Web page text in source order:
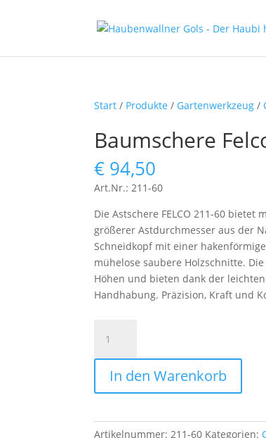
Start / Produkte / Gartenwerkzeug /
Baumschere
€ 94,50
Art.Nr.: 211-60
Die Astschere FELCO 211-60
größerer Astdurchmesser aus der
Schneidkopf mit einer
mühelose saubere Holzschnitte.
Höhen und bieten dank der
Handhabung. Präzision, Kraft und
Felco
Alu
60cm
ziehender
Menge
In den Warenkorb
Artikelnummer:211-60 Kategorien: